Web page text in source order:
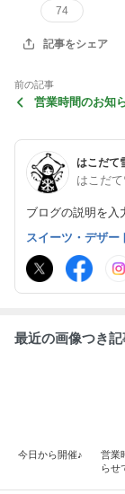
74
記事をシェア
前の記事
営業時間のお知
はこだて
はこだて
ブログの説明を入
スイーツ・デザー
最近の画像つき記
今日から開催♪
営業
らせ